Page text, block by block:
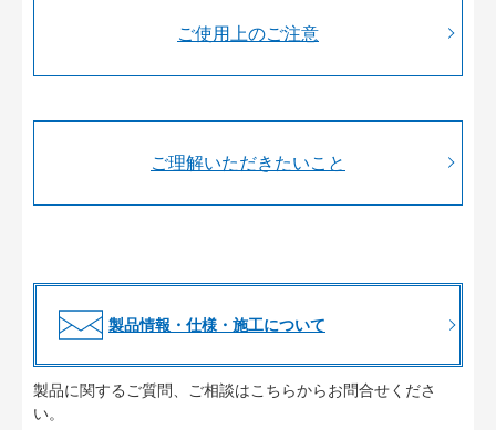
ご使用上のご注意
ご理解いただきたいこと
製品情報・仕様・施工について
製品に関するご質問、ご相談はこちらからお問合せくださ
い。